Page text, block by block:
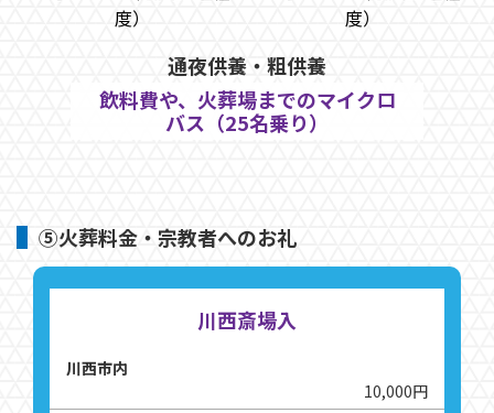
通夜供養・粗供養
飲料費や、火葬場までのマイクロ
バス（25名乗り）
⑤火葬料金・宗教者へのお礼
川西斎場入
川西市内
10,000円